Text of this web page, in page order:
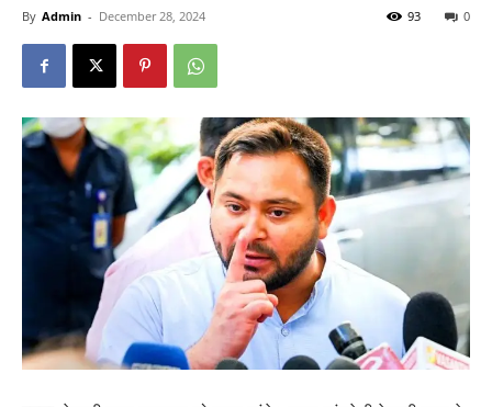
By Admin - December 28, 2024 0
93